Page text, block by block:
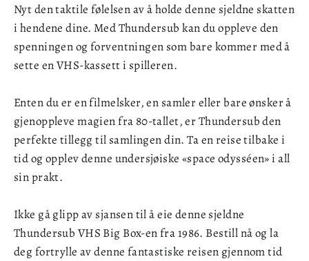
Nyt den taktile følelsen av å holde denne sjeldne skatten
i hendene dine. Med Thundersub kan du oppleve den
spenningen og forventningen som bare kommer med å
sette en VHS-kassett i spilleren.
Enten du er en filmelsker, en samler eller bare ønsker å
gjenoppleve magien fra 80-tallet, er Thundersub den
perfekte tillegg til samlingen din. Ta en reise tilbake i
tid og opplev denne undersjøiske «space odysséen» i all
sin prakt.
Ikke gå glipp av sjansen til å eie denne sjeldne
Thundersub VHS Big Box-en fra 1986. Bestill nå og la
deg fortrylle av denne fantastiske reisen gjennom tid